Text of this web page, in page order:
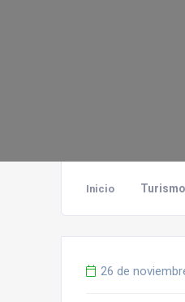
Inicio
26 de